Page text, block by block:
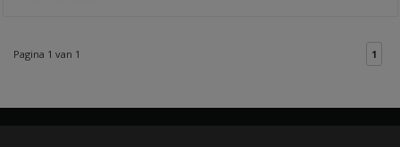
Pagina 1 van 1 1